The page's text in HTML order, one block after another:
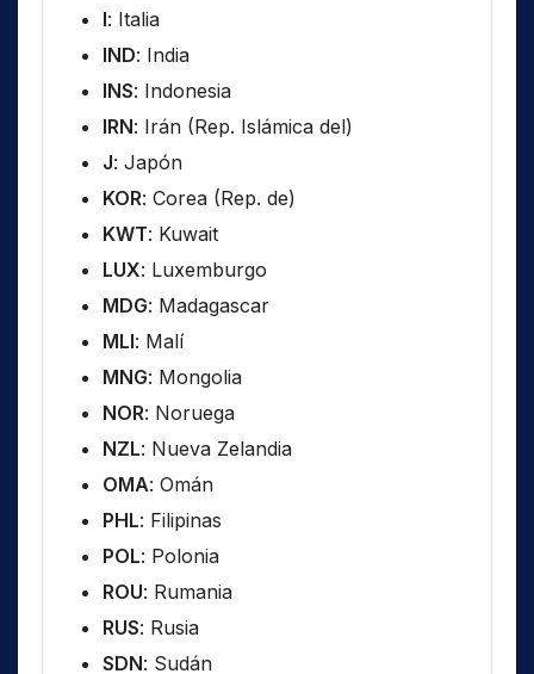
I: Italia
IND: India
INS: Indonesia
IRN: Irán (Rep. Islámica del)
J: Japón
KOR: Corea (Rep. de)
KWT: Kuwait
LUX: Luxemburgo
MDG: Madagascar
MLI: Malí
MNG: Mongolia
NOR: Noruega
NZL: Nueva Zelandia
OMA: Omán
PHL: Filipinas
POL: Polonia
ROU: Rumania
RUS: Rusia
SDN: Sudán